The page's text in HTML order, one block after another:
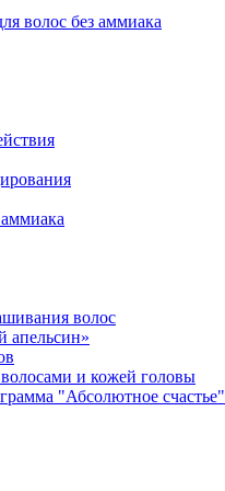
волос без аммиака
волос
апельсин»
волосами и кожей головы
"Абсолютное счастье"